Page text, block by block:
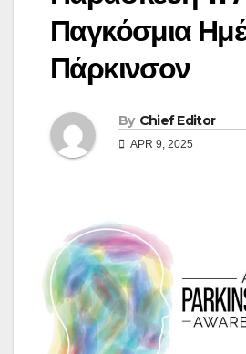
Παγκόσμια
Πάρκινσον
By Chief Editor
APR 9, 2025